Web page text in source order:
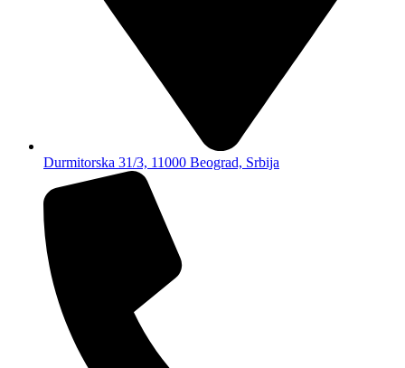
Durmitorska 31/3, 11000 Beograd, Srbija